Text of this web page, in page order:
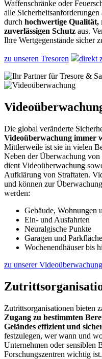
Waffenschränke oder
alle
durch hochwertige
zuverlässigen Schutz aus.
Ihre Wertgegenstände sicher
zu unseren Tresoren direkt
Die global veränderte
Videoüberwachung immer
Mittlerweile ist sie in vielen
Neben der Überwachung
dient Videoüberwachung
Aufklärung von Straftaten.
und können zur
werden:
Gebäude, Wohnungen
Ein- und Ausfahrten
Neuralgische Punkte
Garagen und
Wochenendhäuser bis
zu unserer Videoüberwachung
Zutrittsorganisationen bieten
Zugang zu bestimmten
Geländes effizient und
festzulegen, wer wann und
Unternehmen oder sensiblen
Forschungszentren wichtig ist.